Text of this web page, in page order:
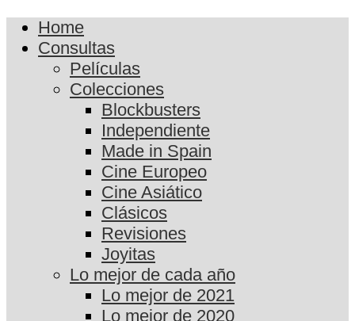
Home
Consultas
Películas
Colecciones
Blockbusters
Independiente
Made in Spain
Cine Europeo
Cine Asiático
Clásicos
Revisiones
Joyitas
Lo mejor de cada año
Lo mejor de 2021
Lo mejor de 2020